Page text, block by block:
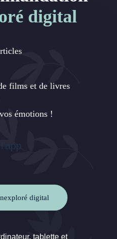
digital
films et de livres
émotions !
digital
tablette et